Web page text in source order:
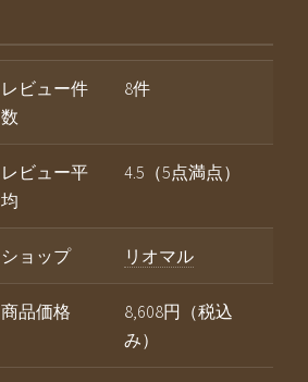
レビュー件
数
8件
レビュー平
均
4.5（5点満点）
ショップ リオマル
商品価格
8,608円（税込
み）